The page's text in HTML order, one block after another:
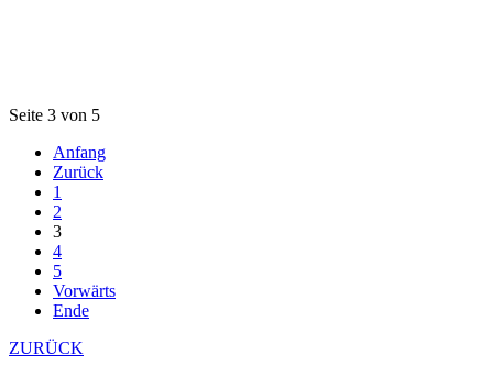
Seite 3 von 5
Anfang
Zurück
1
2
3
4
5
Vorwärts
Ende
ZURÜCK